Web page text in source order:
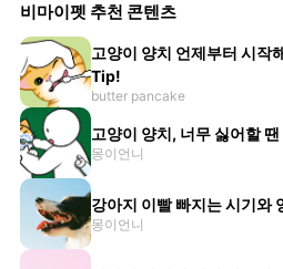
비마이펫 추천 콘텐츠
고양이 양치 언제부터 시작
Tip!
butter pancake
고양이 양치, 너무 싫어할
몽이언니
강아지 이빨 빠지는 시기와
몽이언니